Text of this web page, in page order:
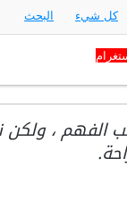
كل شيء البحث
، ولكن